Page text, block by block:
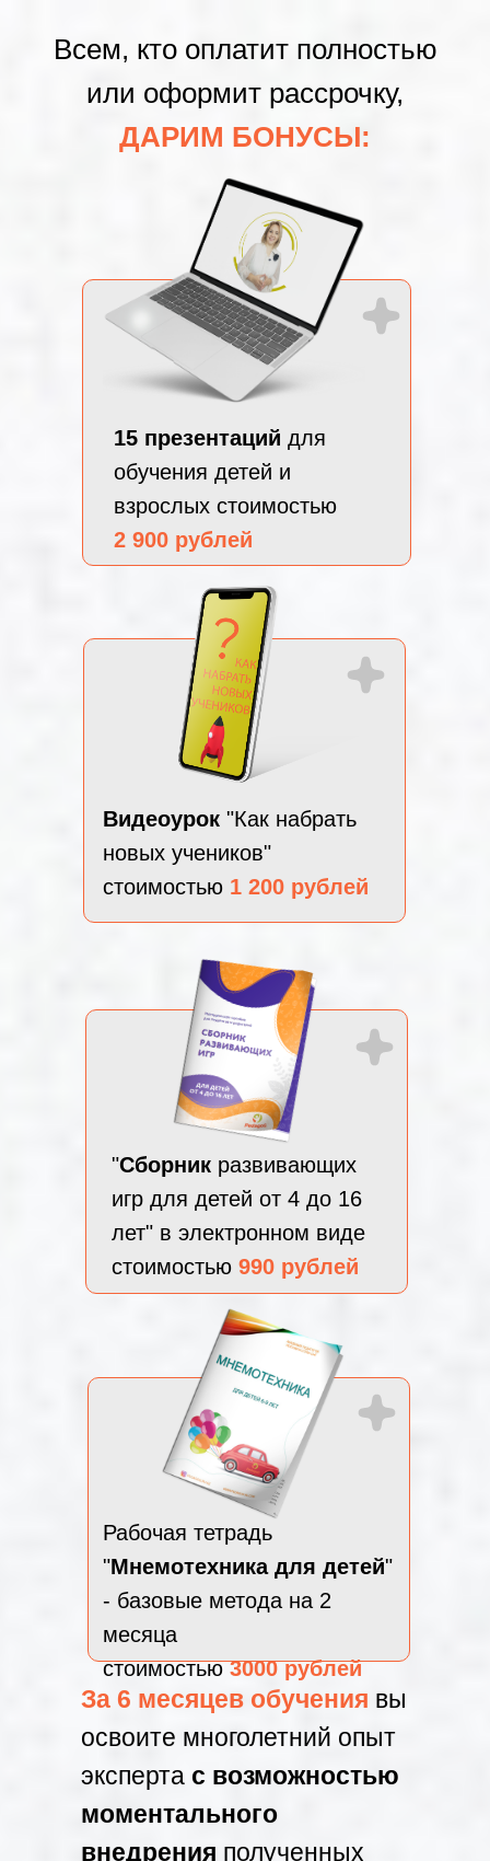
15 презентаций для
обучения детей и
взрослых стоимостью
2 900 рублей
Видеоурок "Как набрать
новых учеников"
стоимостью 1 200 рублей
Всем, кто оплатит полностью
или оформит рассрочку,
ДАРИМ БОНУСЫ:
За 6 месяцев обучения вы
освоите многолетний опыт
эксперта с возможностью
моментального
внедрения полученных
Рабочая тетрадь
"Мнемотехника для детей"
- базовые метода на 2
месяца
стоимостью3000 рублей
"Сборник развивающих
игр для детей от 4 до 16
лет" в электронном виде
стоимостью 990 рублей